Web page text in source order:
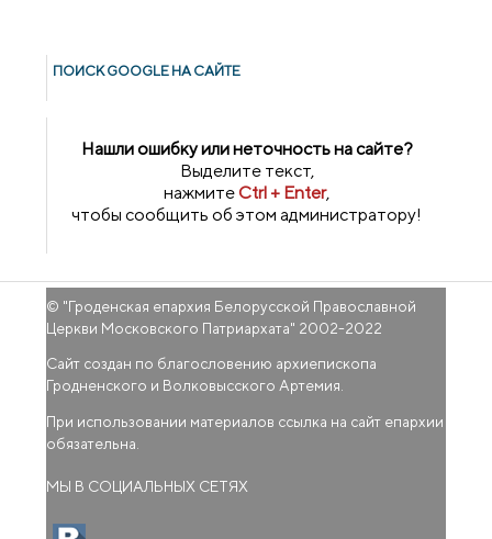
ПОИСК GOОGLE НА САЙТЕ
Нашли ошибку или неточность на сайте?
Выделите текст,
нажмитеCtrl + Enter,
чтобы сообщить об этом администратору!
© "Гроденская епархия Белорусской Православной
Церкви Московского Патриархата" 2002-2022
Сайт создан по благословению архиепископа
Гродненского и Волковысского Артемия.
При использовании материалов ссылка на сайт епархии
обязательна.
МЫ В СОЦИАЛЬНЫХ СЕТЯХ